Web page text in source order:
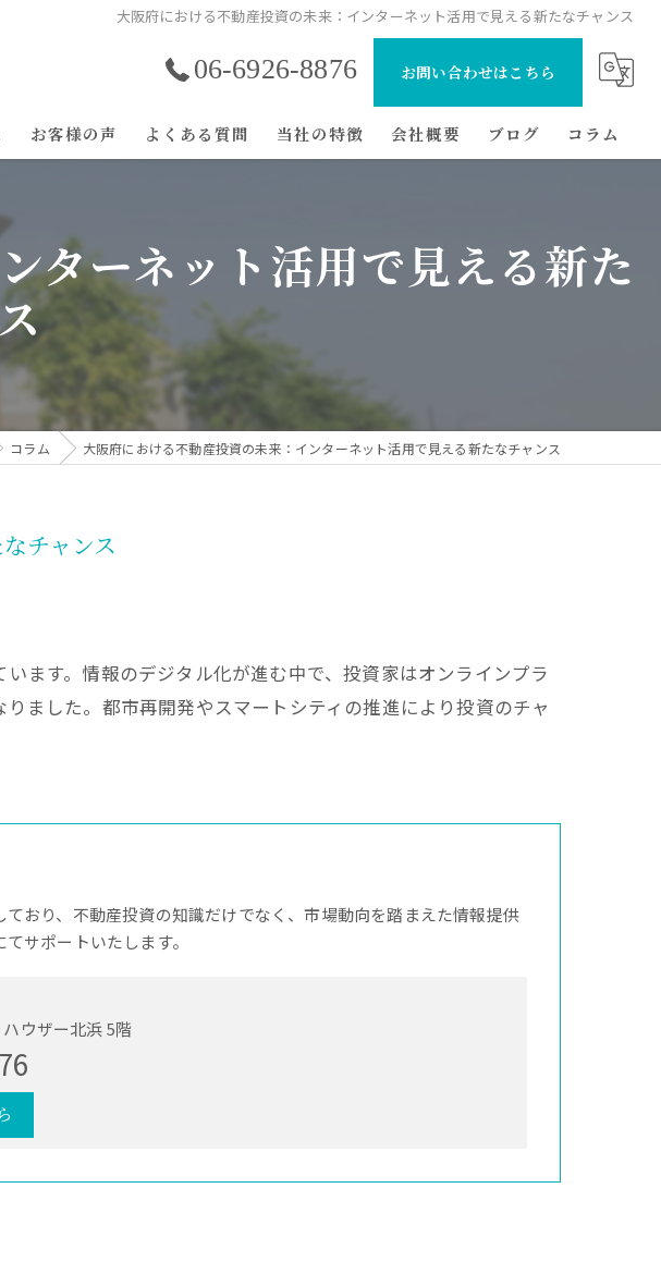
大阪府における不動産投資の未来：インターネット活用で見える新たなチャンス
06-6926-8876 お問い合わせはこちら
お客様の声 よくある質問 当社の特徴
初心者
経費
会社概要 ブログ コラム
ターネット活用で見える新た
コラム 大阪府における不動産投資の未来：インターネット活用で見える新たなチャンス
チャンス
ます。情報のデジタル化が進む中で、投資家はオンラインプラ
ました。都市再開発やスマートシティの推進により投資のチャ
おり、不動産投資の知識だけでなく、市場動向を踏まえた情報提供
サポートいたします。
ウザー北浜 5階